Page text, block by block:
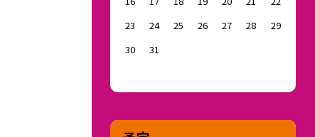
23
24 25 26 27 28
29
30
31